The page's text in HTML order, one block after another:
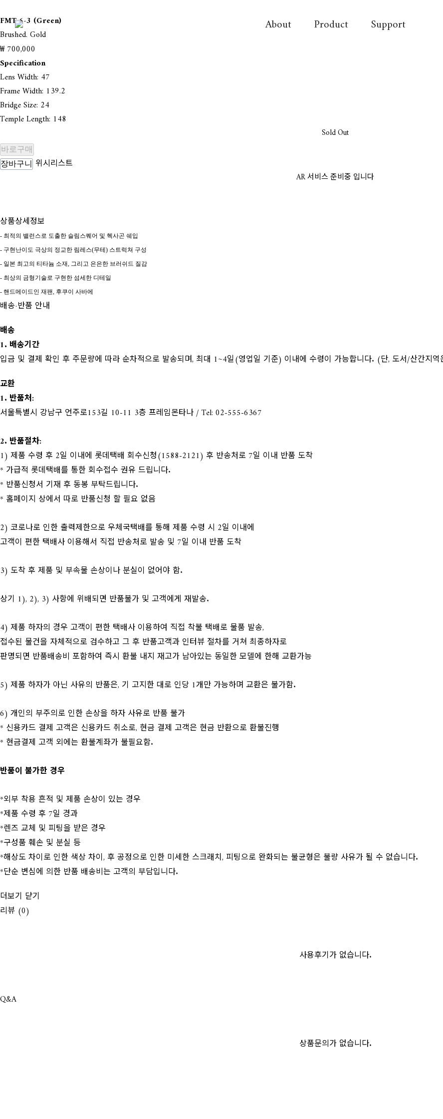
About Product Support
FMT 6-3 (Green)
Brushed. Gold
₩ 700,000
Specification
Lens Width: 47
Frame Width: 139.2
Bridge Size: 24
Temple Length: 148
Sold Out
바로구매
장바구니
위시리스트
AR 서비스 준비중 입니다
상품상세정보
- 최적의 밸런스로 도출한 슬림스퀘어 및 헥사곤 쉐입
- 구현난이도 극상의 정교한 림레스(무테) 스트럭쳐 구성
- 일본 최고의 티타늄 소재, 그리고 은은한 브러쉬드 질감
- 최상의 금형기술로 구현한 섬세한 디테일
- 핸드메이드인 재팬, 후쿠이 사바에
배송·반품 안내
배송
1. 배송기간
입금 및 결제 확인 후 주문량에 따라 순차적으로 발송되며, 최대 1~4일(영업일 기준) 이내에 수령이 가능합니다. (단, 도서/산간지
교환
1. 반품처:
서울특별시 강남구 언주로153길 10-11 3층 프레임몬타나 / Tel: 02-555-6367
2. 반품절차:
​1) 제품 수령 후 2일 이내에 롯데택배 회수신청(1588-2121) 후 반송처로 7일 이내 반품 도착
* 가급적 롯데택배를 통한 회수접수 권유 드립니다.
* 반품신청서 기재 후 동봉 부탁드립니다.
* 홈페이지 상에서 따로 반품신청 할 필요 없음
2) 코로나로 인한 출력제한으로 우체국택배를 통해 제품 수령 시 2일 이내에
고객이 편한 택배사 이용해서 직접 반송처로 발송 및 7일 이내 반품 도착
3) 도착 후 제품 및 부속물 손상이나 분실이 없어야 함.
상기 1), 2), 3) 사항에 위배되면 반품불가 및 고객에게 재발송.
4) 제품 하자의 경우 고객이 편한 택배사 이용하여 직접 착불 택배로 물품 발송,
접수된 물건을 자체적으로 검수하고 그 후 반품고객과 인터뷰 절차를 거쳐 최종하자로
판명되면 반품배송비 포함하여 즉시 환불 내지 재고가 남아있는 동일한 모델에 한해 교환가능
5) 제품 하자가 아닌 사유의 반품은, 기 고지한 대로 인당 1개만 가능하며 교환은 불가함.
6) 개인의 부주의로 인한 손상을 하자 사유로 반품 불가
* 신용카드 결제 고객은 신용카드 취소로, 현금 결제 고객은 현금 반환으로 환불진행
* 현금결제 고객 외에는 환불계좌가 불필요함.
반품이 불가한 경우
*외부 착용 흔적 및 제품 손상이 있는 경우
*제품 수령 후 7일 경과
*렌즈 교체 및 피팅을 받은 경우
*구성품 훼손 및 분실 등
*해상도 차이로 인한 색상 차이, 후 공정으로 인한 미세한 스크래치, 피팅으로 완화되는 불균형은 불량 사유가 될 수 없습니다.
*단순 변심에 의한 반품 배송비는 고객의 부담입니다.
더보기 닫기
리뷰 (0)
사용후기가 없습니다.
Q&A
상품문의가 없습니다.